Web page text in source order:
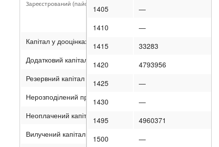
III. Необоротні активи, утримувані для продажу, та групи
1405
—
1410
—
1415
33283
1420
4793956
1425
—
1430
—
1495
4960371
1500
—
Зареєстрований (пайовий) капітал
Капітал у дооцінках
Додатковий капітал
Резервний капітал
Нерозподілений прибуток (непокритий збиток)
Неоплачений капітал
Вилучений капітал